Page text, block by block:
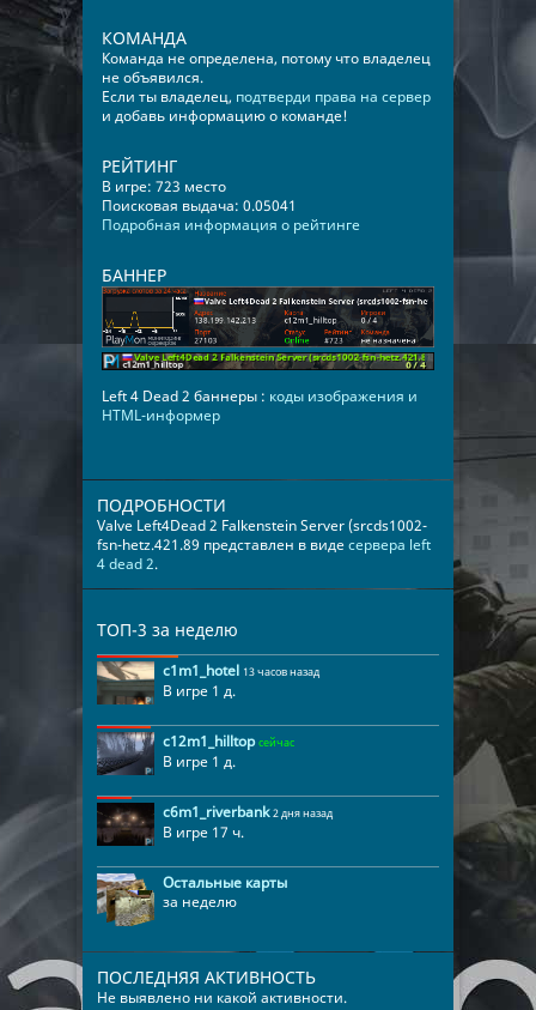
КОМАНДА
Команда не определена, потому что владелец
не объявился.
Если ты владелец, подтверди права на сервер
и добавь информацию о команде!
РЕЙТИНГ
В игре: 723 место
Поисковая выдача: 0.05041
Подробная информация о рейтинге
БАННЕР
Left 4 Dead 2 баннеры : коды изображения и
HTML-информер
ПОДРОБНОСТИ
Valve Left4Dead 2 Falkenstein Server (srcds1002-
fsn-hetz.421.89 представлен в видесервера left
4 dead 2.
ТОП-3 за неделю
c1m1_hotel 13 часов назад
В игре 1 д.
c12m1_hilltop сейчас
В игре 1 д.
c6m1_riverbank 2 дня назад
В игре 17 ч.
Остальные карты
за неделю
ПОСЛЕДНЯЯ АКТИВНОСТЬ
Не выявлено ни какой активности.